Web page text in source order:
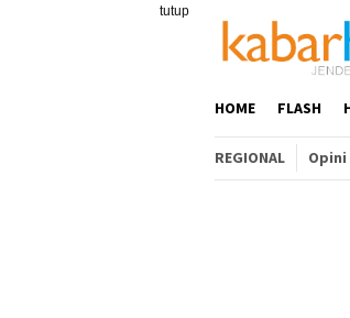
tutup
HOME FLASH
REGIONAL Opini